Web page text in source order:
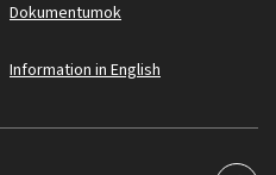
Dokumentumok
Information in English